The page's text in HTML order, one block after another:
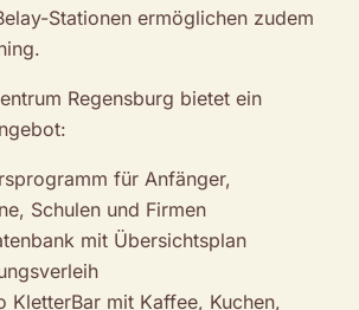
Stationen ermöglichen zudem
Regensburg bietet ein
für Anfänger,
Schulen und Firmen
mit Übersichtsplan
KletterBar mit Kaffee, Kuchen,